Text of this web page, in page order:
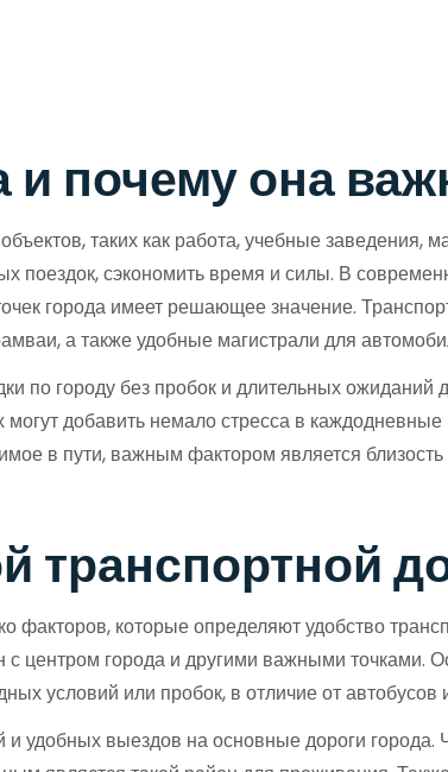
и почему она
таких как работа, учебные заведения,
поездок, сэкономить время и силы. В
города имеет решающее значение.
а также удобные магистрали для
по городу без пробок и длительных
добавить немало стресса в каждодневные
в пути, важным фактором является
транспортной
которые определяют удобство
города и другими важными точками.
условий или пробок, в отличие от автобусов
удобных выездов на основные дороги